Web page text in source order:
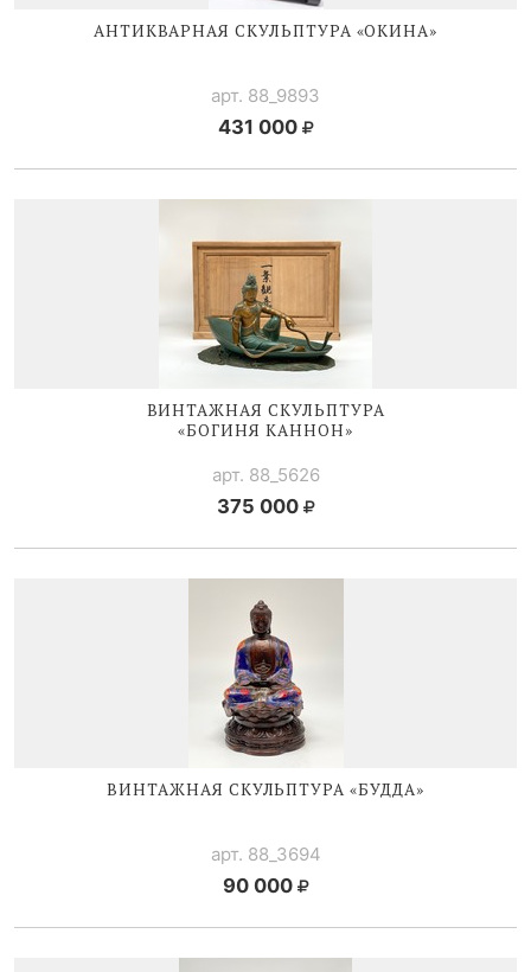
АНТИКВАРНАЯ СКУЛЬПТУРА «ОКИНА»
арт. 88_9893
431 000
ВИНТАЖНАЯ СКУЛЬПТУРА
«БОГИНЯ КАННОН»
арт. 88_5626
375 000
ВИНТАЖНАЯ СКУЛЬПТУРА «БУДДА»
арт. 88_3694
90 000